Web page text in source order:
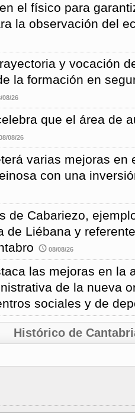
el físico para
la observación del
y vocación
la formación en
08/26
que el área de
08/26
varias mejoras en
con una
de Cabariezo,
de Liébana y
08/08/26
las mejoras en la
de la nueva
sociales y de
Histórico de